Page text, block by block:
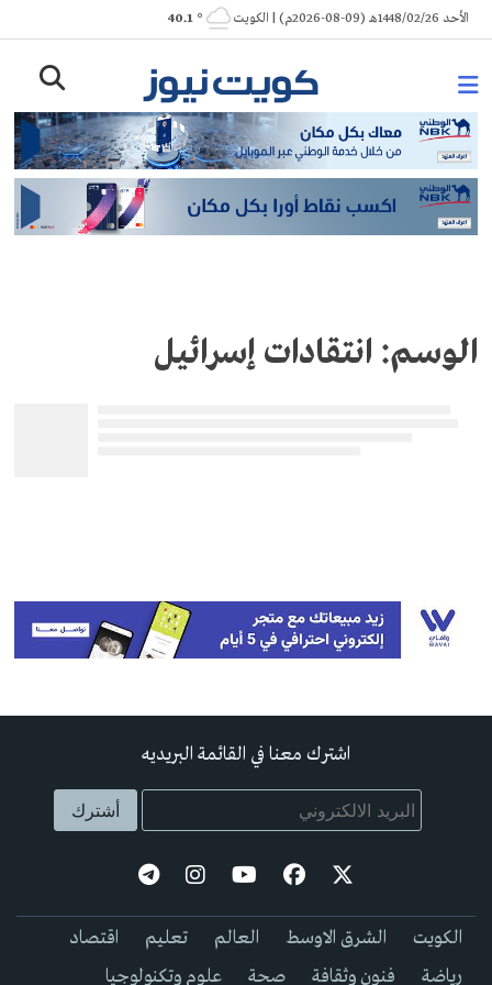
Skip
to
الأحد 1448/02/26هـ (09-08-2026م) | الكويت ° 40.1
الوسم: انتقادات إسرائيل
اشترك معنا في القائمة البريديه
الكويت الشرق الاوسط العالم تعليم
اقتصاد
رياضة
فنون وثقافة صحة علوم وتكنولوجيا